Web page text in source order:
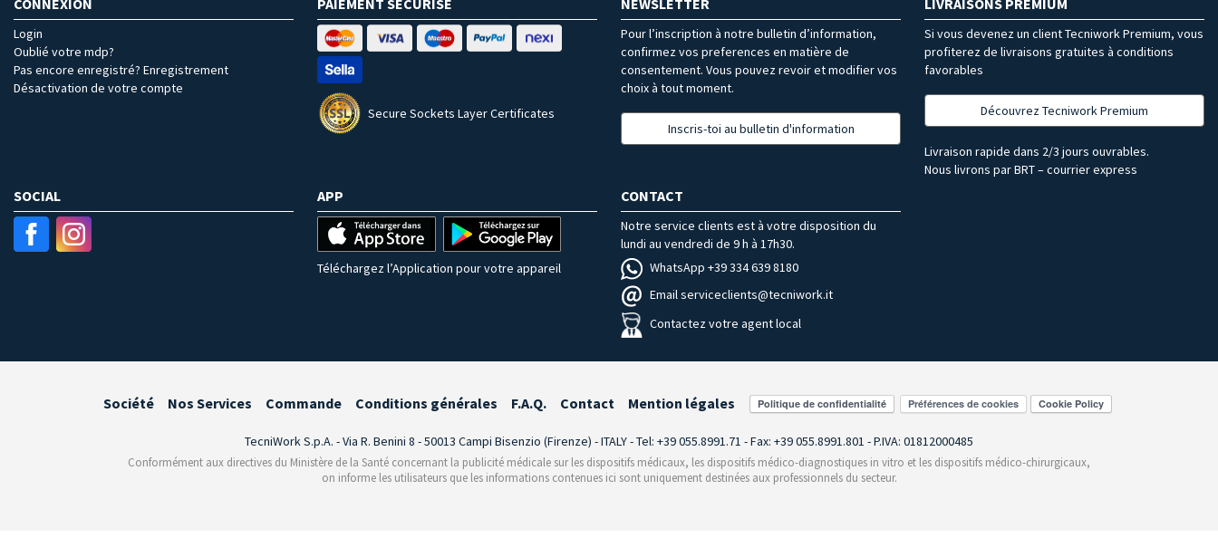
Login
Oublié votre mdp?
Pas encore enregistré? Enregistrement
Désactivation de votre compte
Secure Sockets Layer Certificates
Pour l’inscription à notre bulletin d’information,
confirmez vos preferences en matière de
consentement. Vous pouvez revoir et modifier vos
choix à tout moment.
Inscris-toi au bulletin d'information
Si vous devenez un client Tecniwork Premium, vous
profiterez de livraisons gratuites à conditions
favorables
Découvrez Tecniwork Premium
Livraison rapide dans 2/3 jours ouvrables.
Nous livrons par BRT – courrier express
SOCIAL APP
Téléchargez l’Application pour votre appareil
CONTACT
Notre service clients est à votre disposition du
lundi au vendredi de 9 h à 17h30.
WhatsApp +39 334 639 8180
Email serviceclients@tecniwork.it
Contactez votre agent local
Société Nos Services Commande Conditions générales F.A.Q. Contact Mention légales Préférences de cookies
TecniWork S.p.A. - Via R. Benini 8 - 50013 Campi Bisenzio (Firenze) - ITALY - Tel: +39 055.8991.71 - Fax: +39 055.8991.801 - P.IVA: 01812000485
Conformément aux directives du Ministère de la Santé concernant la publicité médicale sur les dispositifs médicaux, les dispositifs médico-diagnostiques in vitro et les dispositifs médico-chirurgicaux,
on informe les utilisateurs que les informations contenues ici sont uniquement destinées aux professionnels du secteur.